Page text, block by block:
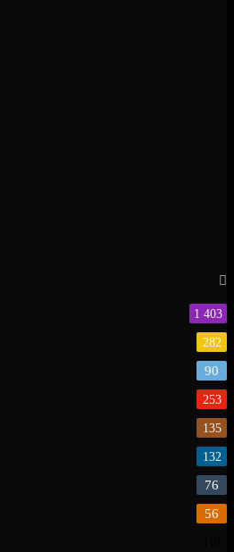
1 403
282
90
253
135
132
76
56